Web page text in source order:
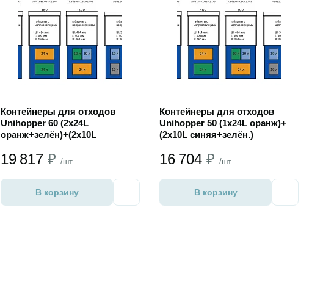
Контейнеры для отходов
Unihopper 60 (2х24L
оранж+зелён)+(2х10L
19 817 ₽ /шт
В корзину
Контейнеры для отходов
Unihopper 50 (1х24L оранж)+
(2х10L синяя+зелён.)
16 704 ₽ /шт
В корзину